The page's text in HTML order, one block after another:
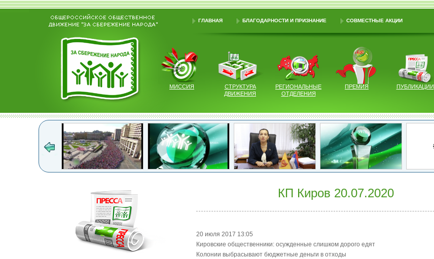
ГЛАВНАЯ БЛАГОДАРНОСТИ И ПРИЗНАНИЕ СОВМЕСТНЫЕ АКЦИИ
МИССИЯ
СТРУКТУРА
ДВИЖЕНИЯ
РЕГИОНАЛЬНЫЕ
ОТДЕЛЕНИЯ
ПРЕМИЯ ПУБЛИКАЦИИ
КП Киров 20.07.2020
20 июля 2017 13:05
Кировские общественники: осужденные слишком дорого едят
Колонии выбрасывают бюджетные деньги в отходы